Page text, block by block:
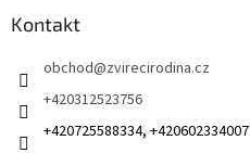
Kontakt
obchod@zvirecirodina.cz
+420312523756
+420725588334, +420602334007